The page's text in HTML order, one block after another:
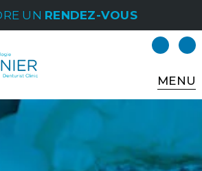
UN RENDEZ-VOUS
MENU